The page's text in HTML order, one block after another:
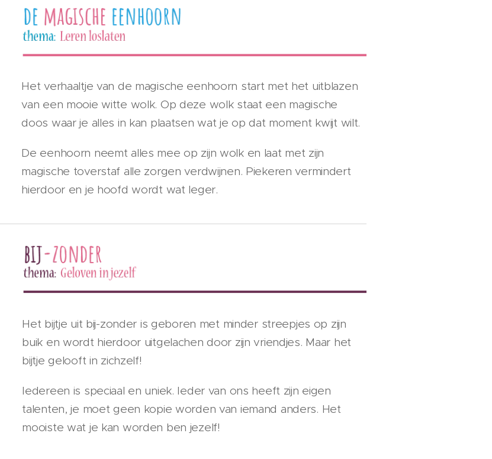
Het verhaaltje van de magische eenhoorn start met het uitblazen
van een mooie witte wolk. Op deze wolk staat een magische
doos waar je alles in kan plaatsen wat je op dat moment kwijt wilt.
De eenhoorn neemt alles mee op zijn wolk en laat met zijn
magische toverstaf alle zorgen verdwijnen. Piekeren vermindert
hierdoor en je hoofd wordt wat leger.
Het bijtje uit bij-zonder is geboren met minder streepjes op zijn
buik en wordt hierdoor uitgelachen door zijn vriendjes. Maar het
bijtje gelooft in zichzelf!
Iedereen is speciaal en uniek. Ieder van ons heeft zijn eigen
talenten, je moet geen kopie worden van iemand anders. Het
mooiste wat je kan worden ben jezelf!